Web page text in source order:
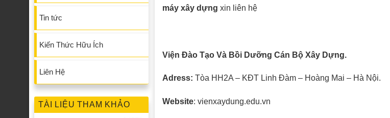
Tin tức
Kiến Thức Hữu Ích
Liên Hệ
TÀI LIỆU THAM KHẢO
máy xây dựng xin liên hệ
Viện Đào Tạo Và Bồi Dưỡng Cán Bộ Xây Dựng.
Adress: Tòa HH2A – KĐT Linh Đàm – Hoàng Mai – Hà Nội.
Website: vienxaydung.edu.vn